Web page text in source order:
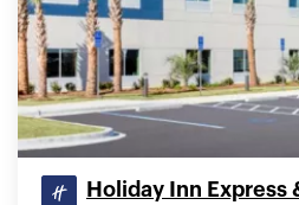
Holiday Inn Express